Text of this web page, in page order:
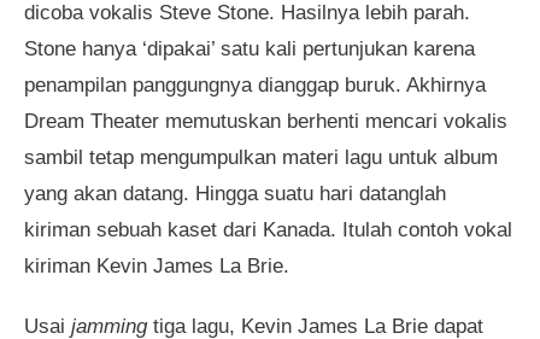
dicoba vokalis Steve Stone. Hasilnya lebih parah.
Stone hanya ‘dipakai’ satu kali pertunjukan karena
penampilan panggungnya dianggap buruk. Akhirnya
Dream Theater memutuskan berhenti mencari vokalis
sambil tetap mengumpulkan materi lagu untuk album
yang akan datang. Hingga suatu hari datanglah
kiriman sebuah kaset dari Kanada. Itulah contoh vokal
kiriman Kevin James La Brie.
Usai jammingtiga lagu, Kevin James La Brie dapat